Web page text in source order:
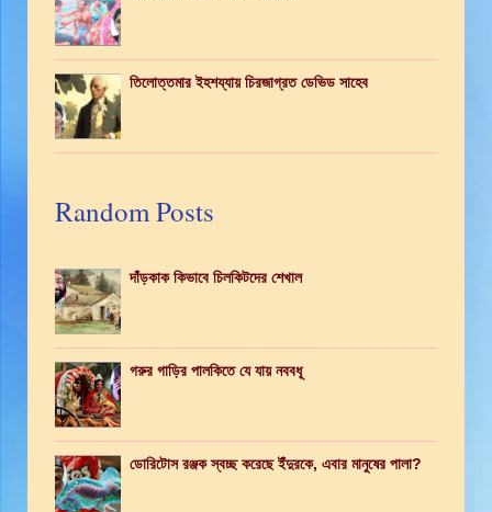
তিলোত্তমার ইহশয্যায় চিরজাগ্রত ডেভিড সাহেব
Random Posts
দাঁড়কাক কিভাবে চিলকিটদের শেখাল
গরুর গাড়ির পালকিতে যে যায় নববধূ
ডোরিটোস রঞ্জক স্বচ্ছ করেছে ইঁদুরকে, এবার মানুষের পালা?